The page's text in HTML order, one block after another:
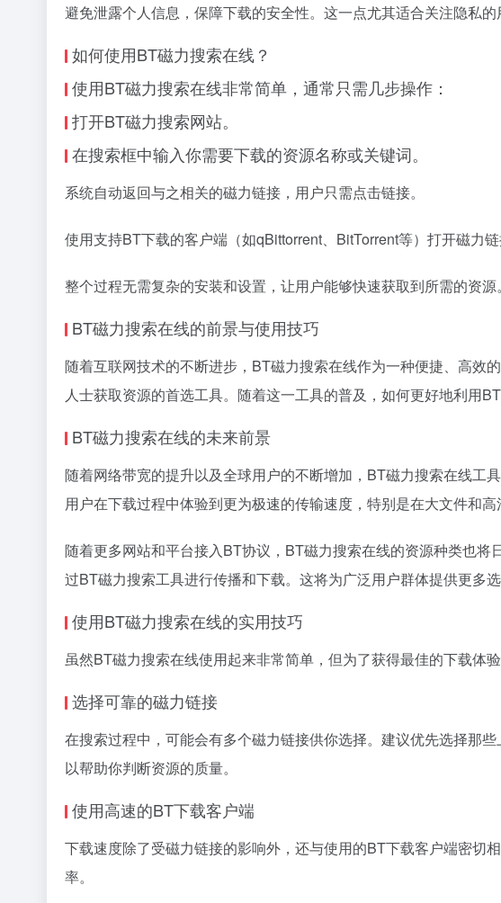
避免泄露个人信息，保障下载的安全性。这一点尤其适合关注隐私的
如何使用BT磁力搜索在线？
使用BT磁力搜索在线非常简单，通常只需几步操作：
打开BT磁力搜索网站。
在搜索框中输入你需要下载的资源名称或关键词。
系统自动返回与之相关的磁力链接 ，用户只需点击链接。
使用支持BT下载的客户端（如qBittorrent、BitTorrent等）打开磁力链
整个过程无需复杂的安装和设置，让用户能够快速获取到所需的资源。
BT磁力搜索在线的前景与使用技巧
随着互联网技术的不断进步，BT磁力搜索在线作为一种便捷、高效
人士获取资源的首选工具。随着这一工具的普及，如何更好地利用
BT磁力搜索在线的未来前景
随着网络带宽的提升以及全球用户的不断增加，BT磁力搜索在线工
用户在下载过程中体验到更为极速的传输速度，特别是在大文件和高
随着更多网站和平台接入BT协议，BT磁力搜索在线的资源种类也
过BT磁力搜索工具进行传播和下载。这将为广泛用户群体提供更多选
使用BT磁力搜索在线的实用技巧
虽然BT磁力搜索在线使用起来非常简单，但为了获得最佳的下载体
选择可靠的磁力链接
在搜索过程中，可能会有多个磁力链接供你选择。建议优先选择那
以帮助你判断资源的质量。
使用高速的BT下载客户端
下载速度除了受磁力链接的影响外，还与使用的BT下载客户端密切
率。